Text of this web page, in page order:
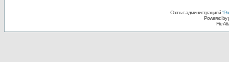
Связь с администрацией
Powered by
File